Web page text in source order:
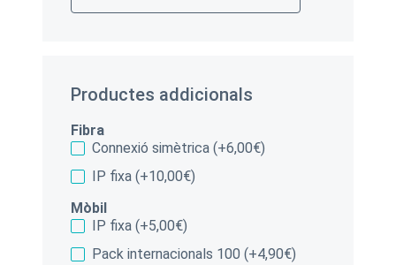
Productes addicionals
Fibra
Connexió simètrica (+6,00€)
IP fixa (+10,00€)
Mòbil
IP fixa (+5,00€)
Pack internacionals 100 (+4,90€)